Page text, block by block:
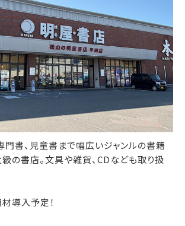
書、児童書まで幅広いジャンルの書籍
の書店。文具や雑貨、CDなども取り扱
導入予定！